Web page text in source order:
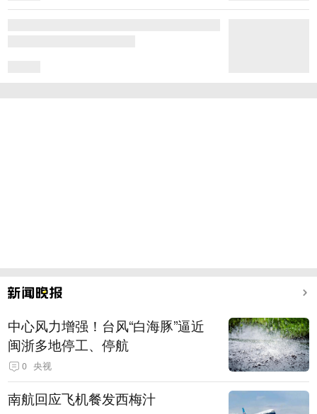
中心风力增强！台风“白海豚”逼近
闽浙多地停工、停航
0 央视
南航回应飞机餐发西梅汁